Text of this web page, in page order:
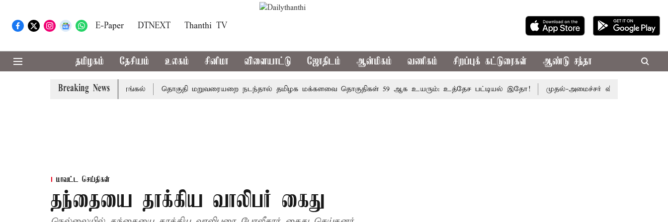
E-Paper DTNEXT Thanthi TV
தமிழகம் தேசியம் உலகம் சினிமா விளையாட்டு ஜோதிடம் ஆன்மிகம் வணிகம் சிறப்புக் கட்டுரைகள் ஆண்டு சந்தா
Breaking News
7 பேர் பலி - பிரதமர் மோடி இரங்கல் தொகுதி மறுவரையறை நடந்தால் தமிழக மக்களவை தொகுதிகள் 59 ஆக உயரும்: உத்தேச பட்டியல் இதோ! முதல்-அமைச்சர் விஜய் தலைமையில்
மாவட்ட செய்திகள்
தந்தையை தாக்கிய வாலிபர் கைது